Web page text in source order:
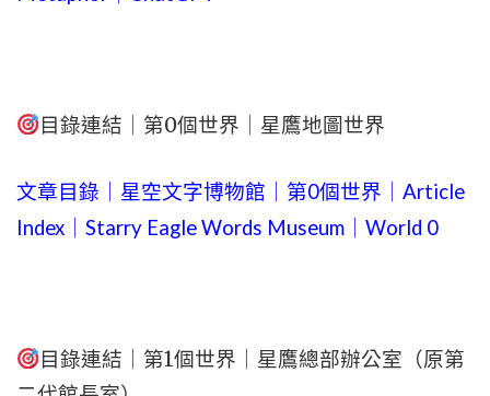
目錄連結｜第0個世界｜星鷹地圖世界
文章目錄｜星空文字博物館｜第0個世界｜Article
Index｜Starry Eagle Words Museum｜World 0
目錄連結｜第1個世界｜星鷹總部辦公室（原第